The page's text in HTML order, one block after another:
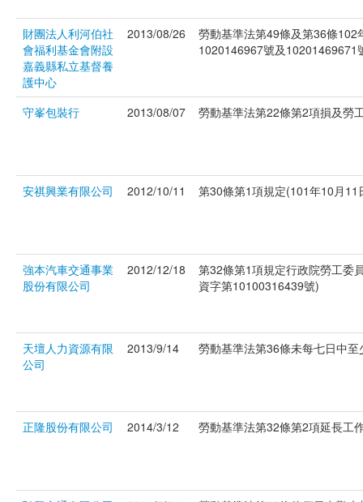
財團法人利河伯社
會福利基金會附設
嘉義縣私立基督養
護中心
2013/08/26
勞動基準法第49條及第36條
1020146967號及10201469671
守峯包裝行 2013/08/07 勞動基準法第22條第2項損及勞
安祺興業有限公司 2012/10/11 第30條第1項規定(101年10月
強本汽車交通事業
股份有限公司
2012/12/18
第32條第1項規定行政院勞工委
資字第10100316439號)
天壇人力資源有限
公司
2013/9/14 勞動基準法第36條未每七日中
正隆股份有限公司 2014/3/12 勞動基準法第32條第2項延長工